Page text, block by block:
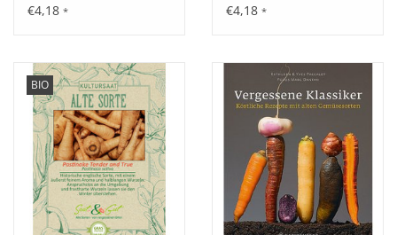
€4,18 *
€4,18 *
BIO